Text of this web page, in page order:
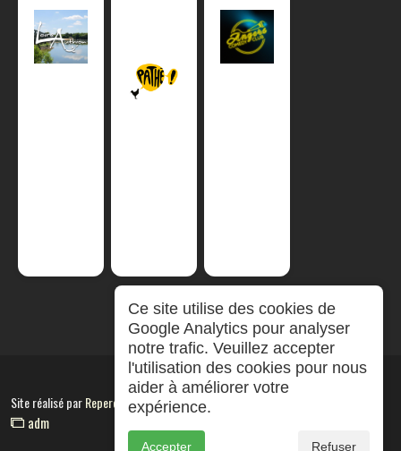
Site réalisé parRepereCom
adm
Ce site utilise des cookies de
Google Analytics pour analyser
notre trafic. Veuillez accepter
l'utilisation des cookies pour nous
aider à améliorer votre
expérience.
Accepter Refuser